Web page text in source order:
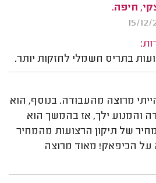
חיפה.
בתריס חשמלי לחזקות יותר.
מרוצה מהעבודה. בנוסף, הוא
והמנוע ילך, אז בהמשך הוא
של תיקון הרצועות מהמחיר
על הכיפאק! מאוד מרוצה